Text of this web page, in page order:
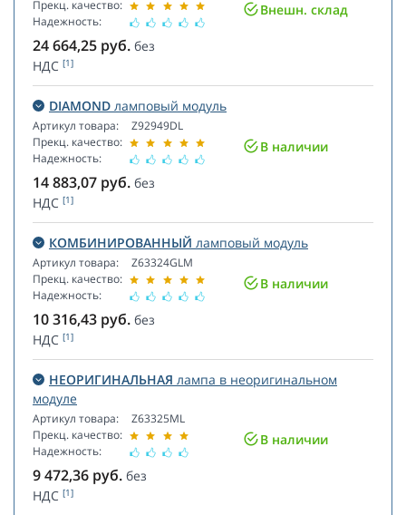
Прекц. качество:
Надежность:
Внешн. склад
24 664,25 руб. без
НДС [1]
DIAMOND ламповый модуль
Артикул товара:
Прекц. качество:
Надежность:
Z92949DL
В наличии
14 883,07 руб. без
НДС [1]
КОМБИНИРОВАННЫЙ ламповый модуль
Артикул товара:
Прекц. качество:
Надежность:
Z63324GLM
В наличии
10 316,43 руб. без
НДС [1]
НЕОРИГИНАЛЬНАЯ лампа в неоригинальном
модуле
Артикул товара:
Прекц. качество:
Надежность:
Z63325ML
В наличии
9 472,36 руб. без
НДС [1]